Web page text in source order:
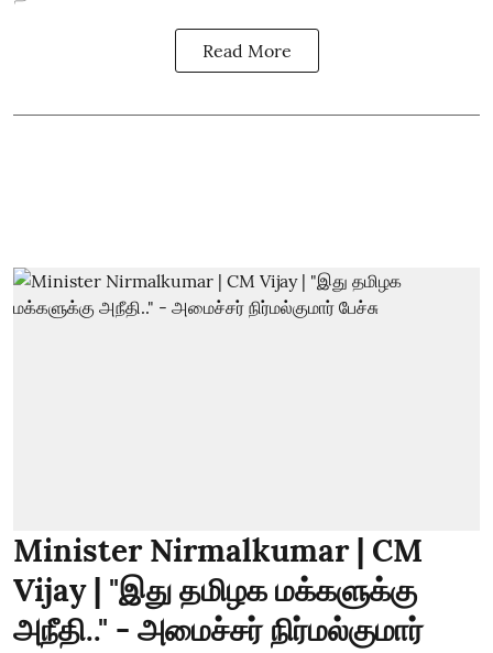
Read More
Minister Nirmalkumar | CM
Vijay | "இது தமிழக மக்களுக்கு
அநீதி.." - அமைச்சர் நிர்மல்குமார்